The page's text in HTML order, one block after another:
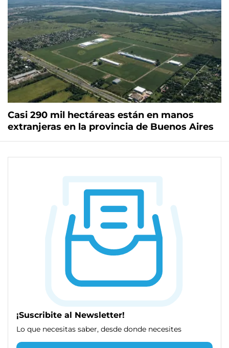
Casi 290 mil hectáreas están en manos
extranjeras en la provincia de Buenos Aires
¡Suscribite al Newsletter!
Lo que necesitas saber, desde donde necesites